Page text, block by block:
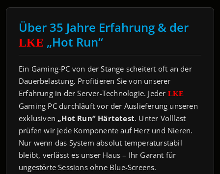
Über 35 Jahre Erfahrung & der
LKE „Hot Run“
Ein Gaming-PC von der Stange scheitert oft an der
Dauerbelastung. Profitieren Sie von unserer
Erfahrung in der Server-Technologie. Jeder LKE
Gaming PC durchläuft vor der Auslieferung unseren
exklusiven „Hot Run“ Härtetest. Unter Volllast
prüfen wir jede Komponente auf Herz und Nieren.
Nur wenn das System absolut temperaturstabil
bleibt, verlässt es unser Haus – Ihr Garant für
ungestörte Sessions ohne Blue-Screens.